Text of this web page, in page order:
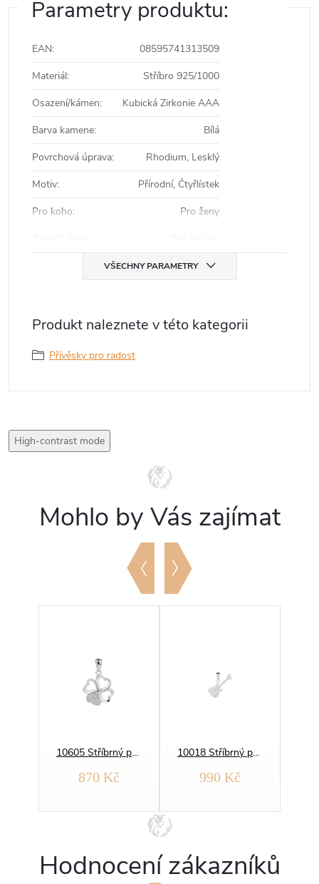
Parametry produktu:
EAN:
08595741313509
Materiál:
Stříbro 925/1000
Osazení/kámen:
Kubická Zirkonie AAA
Barva kamene:
Bílá
Povrchová úprava:
Rhodium, Lesklý
Motiv:
Přírodní, Čtyřlístek
Pro koho:
Pro ženy
VŠECHNY PARAMETRY
Produkt naleznete v této kategorii
Přívěsky pro radost
High-contrast mode
Mohlo by Vás zajímat
10605 Stříbrný přívěsek ČTYŘLÍSTEK
870 Kč
10018 Stříbrný přívěsek KYTARA
990 Kč
Hodnocení zákazníků